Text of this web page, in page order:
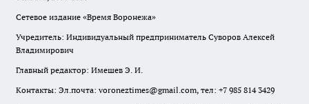
Сетевое издание «Время Воронежа»
Учредитель: Индивидуальный предприниматель Суворов Алексей
Владимирович
Главный редактор: Имешев Э. И.
Контакты: Эл.почта: voroneztimes@gmail.com, тел: +7 985 814 3429